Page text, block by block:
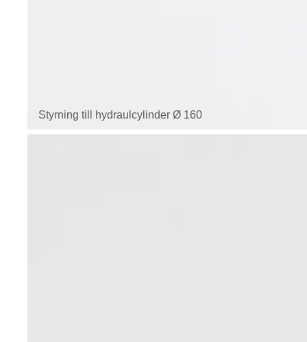
Styrning till hydraulcylinder Ø 160